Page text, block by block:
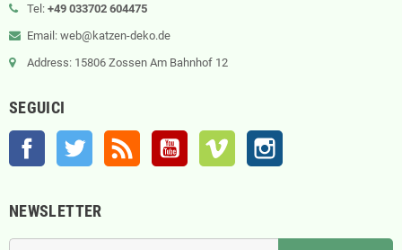
Tel: +49 033702 604475
Email: web@katzen-deko.de
Address: 15806 Zossen Am Bahnhof 12
SEGUICI
Facebook Twitter Rss YouTube Vimeo
NEWSLETTER